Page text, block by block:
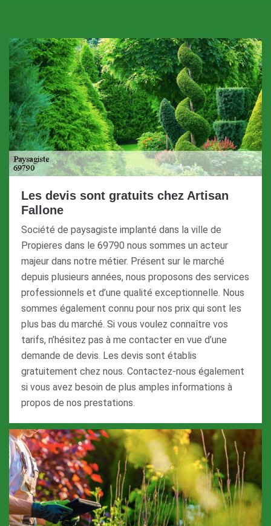
Les devis sont gratuits chez Artisan
Fallone
Société de paysagiste implanté dans la ville de
Propieres dans le 69790 nous sommes un acteur
majeur dans notre métier. Présent sur le marché
depuis plusieurs années, nous proposons des services
professionnels et d’une qualité exceptionnelle. Nous
sommes également connu pour nos prix qui sont les
plus bas du marché. Si vous voulez connaître vos
tarifs, n’hésitez pas à me contacter en vue d’une
demande de devis. Les devis sont établis
gratuitement chez nous. Contactez-nous également
si vous avez besoin de plus amples informations à
propos de nos prestations.